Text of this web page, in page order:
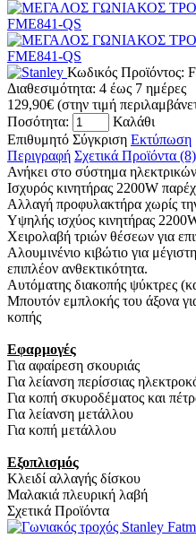
Κωδικός Προϊόντος:
Διαθεσιμότητα: 4 έως 7 ημέρες
129,90€ (στην τιμή
Ποσότητα:
Καλάθι
Επιθυμητό Σύγκριση Εκτύπωση
Περιγραφή Σχετικά Προϊόντα (8)
Ανήκει στο σύστημα
Ισχυρός κινητήρας 2200W
Αλλαγή προφυλακτήρα χωρίς
Υψηλής ισχύος κινητήρας
Χειρολαβή τριών θέσεων για
Αλουμινένιο κιβώτιο για
επιπλέον ανθεκτικότητα.
Αυτόματης διακοπής ψύκτρες
Μπουτόν εμπλοκής του άξονα
κοπής
Εφαρμογές
Για αφαίρεση σκουριάς
Για λείανση περίσσιας
Για κοπή σκυροδέματος και
Για λείανση μετάλλου
Για κοπή μετάλλου
Εξοπλισμός
Κλειδί αλλαγής δίσκου
Μαλακιά πλευρική λαβή
Σχετικά Προϊόντα